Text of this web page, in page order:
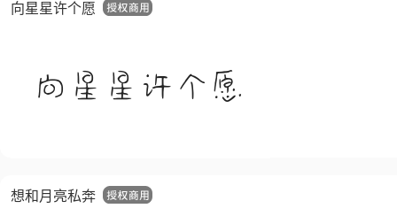
向星星许个愿
想和月亮私奔